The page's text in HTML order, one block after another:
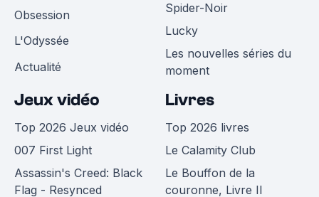
Obsession
L'Odyssée
Actualité
Spider-Noir
Lucky
Les nouvelles séries du
moment
Jeux vidéo
Top 2026 Jeux vidéo
007 First Light
Assassin's Creed: Black
Flag - Resynced
Livres
Top 2026 livres
Le Calamity Club
Le Bouffon de la
couronne, Livre II